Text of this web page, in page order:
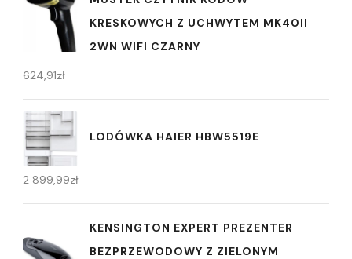
KRESKOWYCH Z UCHWYTEM MK40II
2WN WIFI CZARNY
624,91zł
LODÓWKA HAIER HBW5519E
2 899,99zł
KENSINGTON EXPERT PREZENTER
BEZPRZEWODOWY Z ZIELONYM